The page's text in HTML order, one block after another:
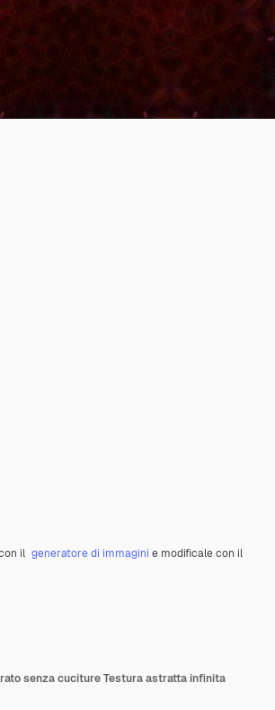
il generatore di immagini e modificale con il
senza cuciture Testura astratta infinita